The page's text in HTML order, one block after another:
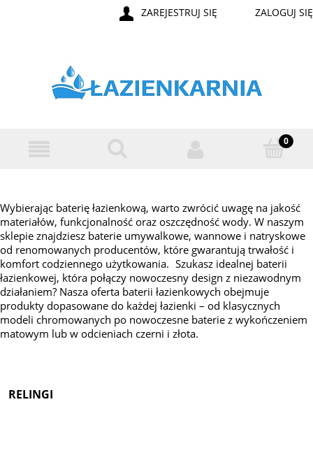
ZAREJESTRUJ SIĘ ZALOGUJ SIĘ
Wybierając baterię łazienkową, warto zwrócić uwagę na jakość
materiałów, funkcjonalność oraz oszczędność wody. W naszym
sklepie znajdziesz baterie umywalkowe, wannowe i natryskowe
od renomowanych producentów, które gwarantują trwałość i
komfort codziennego użytkowania. Szukasz idealnej baterii
łazienkowej, która połączy nowoczesny design z niezawodnym
działaniem? Nasza oferta baterii łazienkowych obejmuje
produkty dopasowane do każdej łazienki – od klasycznych
modeli chromowanych po nowoczesne baterie z wykończeniem
matowym lub w odcieniach czerni i złota.
RELINGI